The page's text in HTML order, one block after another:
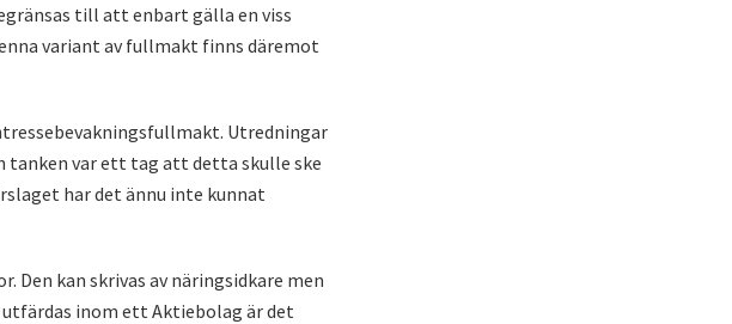
till att enbart gälla en viss
variant av fullmakt finns däremot
Utredningar
var ett tag att detta skulle ske
har det ännu inte kunnat
Den kan skrivas av näringsidkare men
inom ett Aktiebolag är det